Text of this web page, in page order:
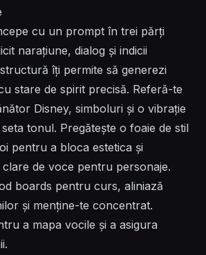
cu un prompt în trei părți
narațiune, dialog și indicii
îți permite să generezi
stare de spirit precisă. Referă-te
Disney, simboluri și o vibrație
tonul. Pregătește o foaie de stil
pentru a bloca estetica și
de voce pentru personaje.
boards pentru curs, aliniază
și menține-te concentrat.
a mapa vocile și a asigura